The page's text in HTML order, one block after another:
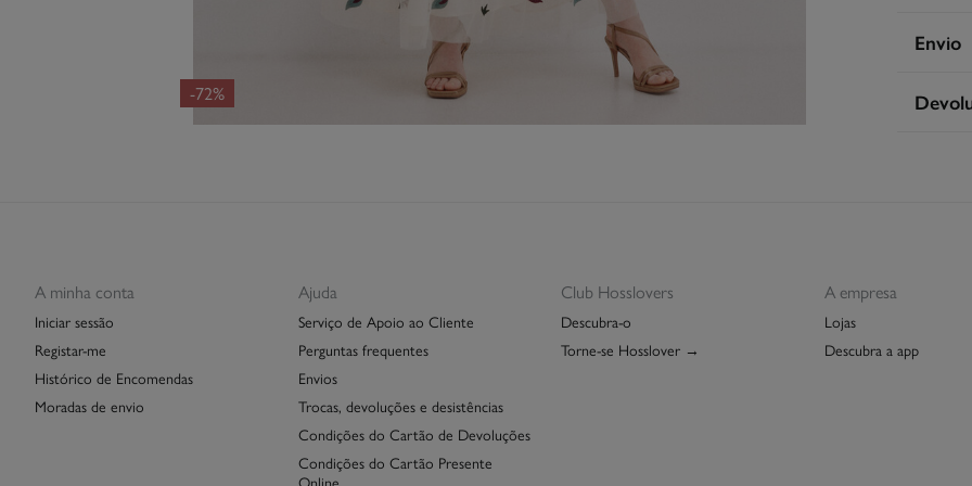
-72%
Envio
A minha conta
Iniciar sessão
Registar-me
Histórico de Encomendas
Moradas de envio
Ajuda
Serviço de Apoio ao Cliente
Perguntas frequentes
Envios
Trocas, devoluções e desistências
Condições do Cartão de Devoluções
Condições do Cartão Presente
Club Hosslovers
Descubra-o
Torne-se Hosslover →
A empresa
Lojas
Descubra a app